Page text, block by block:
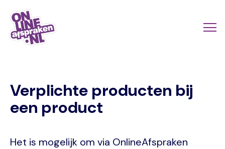
Skip
main
Verplichte producten bij
een product
Het is mogelijk om via OnlineAfspraken